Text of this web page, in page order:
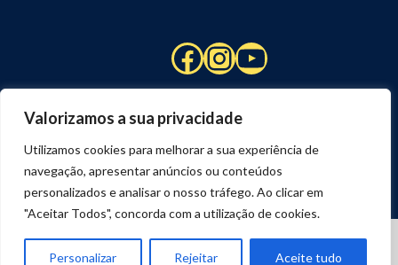
Valorizamos a sua privacidade
Utilizamos cookies para melhorar a sua experiência de
navegação, apresentar anúncios ou conteúdos
personalizados e analisar o nosso tráfego. Ao clicar em
"Aceitar Todos", concorda com a utilização de cookies.
Personalizar Rejeitar Aceite tudo
Facebook
Instagram
YouTube
DESENVOLVIDO POR
JOSEXAVIER.COM